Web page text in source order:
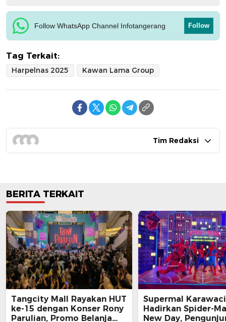
Follow WhatsApp Channel Infotangerang Follow
Tag Terkait:
Harpelnas 2025 Kawan Lama Group
Tim Redaksi
BERITA TERKAIT
Tangcity Mall Rayakan HUT
ke-15 dengan Konser Rony
Parulian, Promo Belanja
Supermal Karawaci
Hadirkan Spider-
New Day,